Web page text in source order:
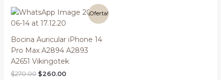
¡Oferta!
Bocina Auricular iPhone 14
Pro Max A2894 A2893
A2651 Vikingotek
$270.00
El
precio
original
$270.00.
$260.00
El
precio
actual
$260.00.